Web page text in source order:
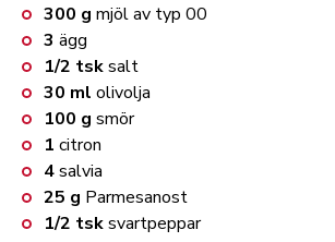
300 g mjöl av typ 00
3 ägg
1/2 tsksalt
30 ml olivolja
100 g smör
1 citron
4salvia
25 g Parmesanost
1/2 tsksvartpeppar